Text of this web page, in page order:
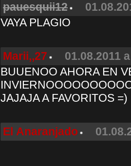
pauesquii12
VAYA PLAGIO
Marii,,27
01.08.2011
BUUENOO AHORA EN
JAJAJA A FAVORITOS =)
El Anaranjado